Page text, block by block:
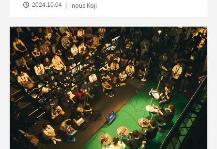
2024.10.04 Inoue Koji